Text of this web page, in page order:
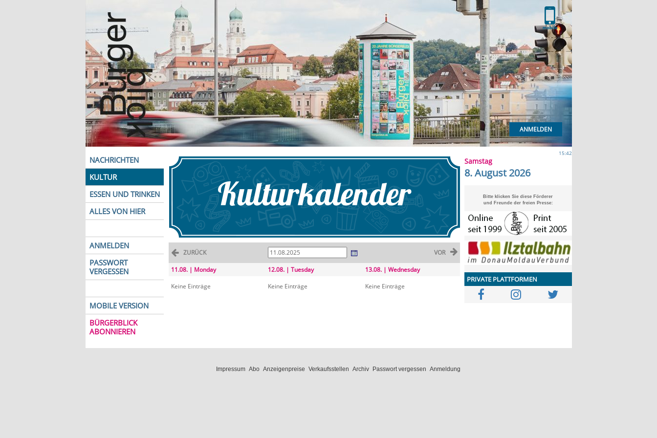
ANMELDEN
NACHRICHTEN
KULTUR
ESSEN UND TRINKEN
ALLES VON HIER
ANMELDEN
PASSWORT
VERGESSEN
MOBILE VERSION
BÜRGERBLICK
ABONNIEREN
ZURÜCK VOR
11.08. | Monday
Keine Einträge
12.08. | Tuesday
Keine Einträge
13.08. | Wednesday
Keine Einträge
15:42
Samstag
8. August 2026
Bitte klicken Sie diese Förderer
und Freunde der freien Presse:
PRIVATE PLATTFORMEN
Impressum Abo Anzeigenpreise Verkaufsstellen Archiv Passwort vergessen Anmeldung